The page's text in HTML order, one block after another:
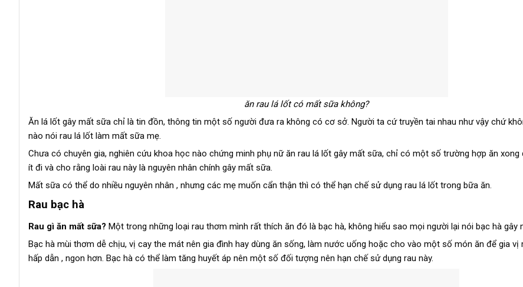
ăn rau lá lốt có mất sữa không?
Ăn lá lốt gây mất sữa chỉ là tin đồn, thông tin một số người đưa ra không có cơ sở. Người ta cứ truyền tai nhau như vậy chứ
nào nói rau lá lốt làm mất sữa mẹ.
Chưa có chuyên gia, nghiên cứu khoa học nào chứng minh phụ nữ ăn rau lá lốt gây mất sữa, chỉ có một số trường hợp ăn xong
ít đi và cho rằng loài rau này là nguyên nhân chính gây mất sữa.
Mất sữa có thể do nhiều nguyên nhân , nhưng các mẹ muốn cẩn thận thì có thể hạn chế sử dụng rau lá lốt trong bữa ăn.
Rau bạc hà
Rau gì ăn mất sữa? Một trong những loại rau thơm mình rất thích ăn đó là bạc hà, không hiểu sao mọi người lại nói bạc hà gây
Bạc hà mùi thơm dễ chịu, vị cay the mát nên gia đình hay dùng ăn sống, làm nước uống hoặc cho vào một số món ăn để gia vị
hấp dẫn , ngon hơn. Bạc hà có thể làm tăng huyết áp nên một số đối tượng nên hạn chế sử dụng rau này.